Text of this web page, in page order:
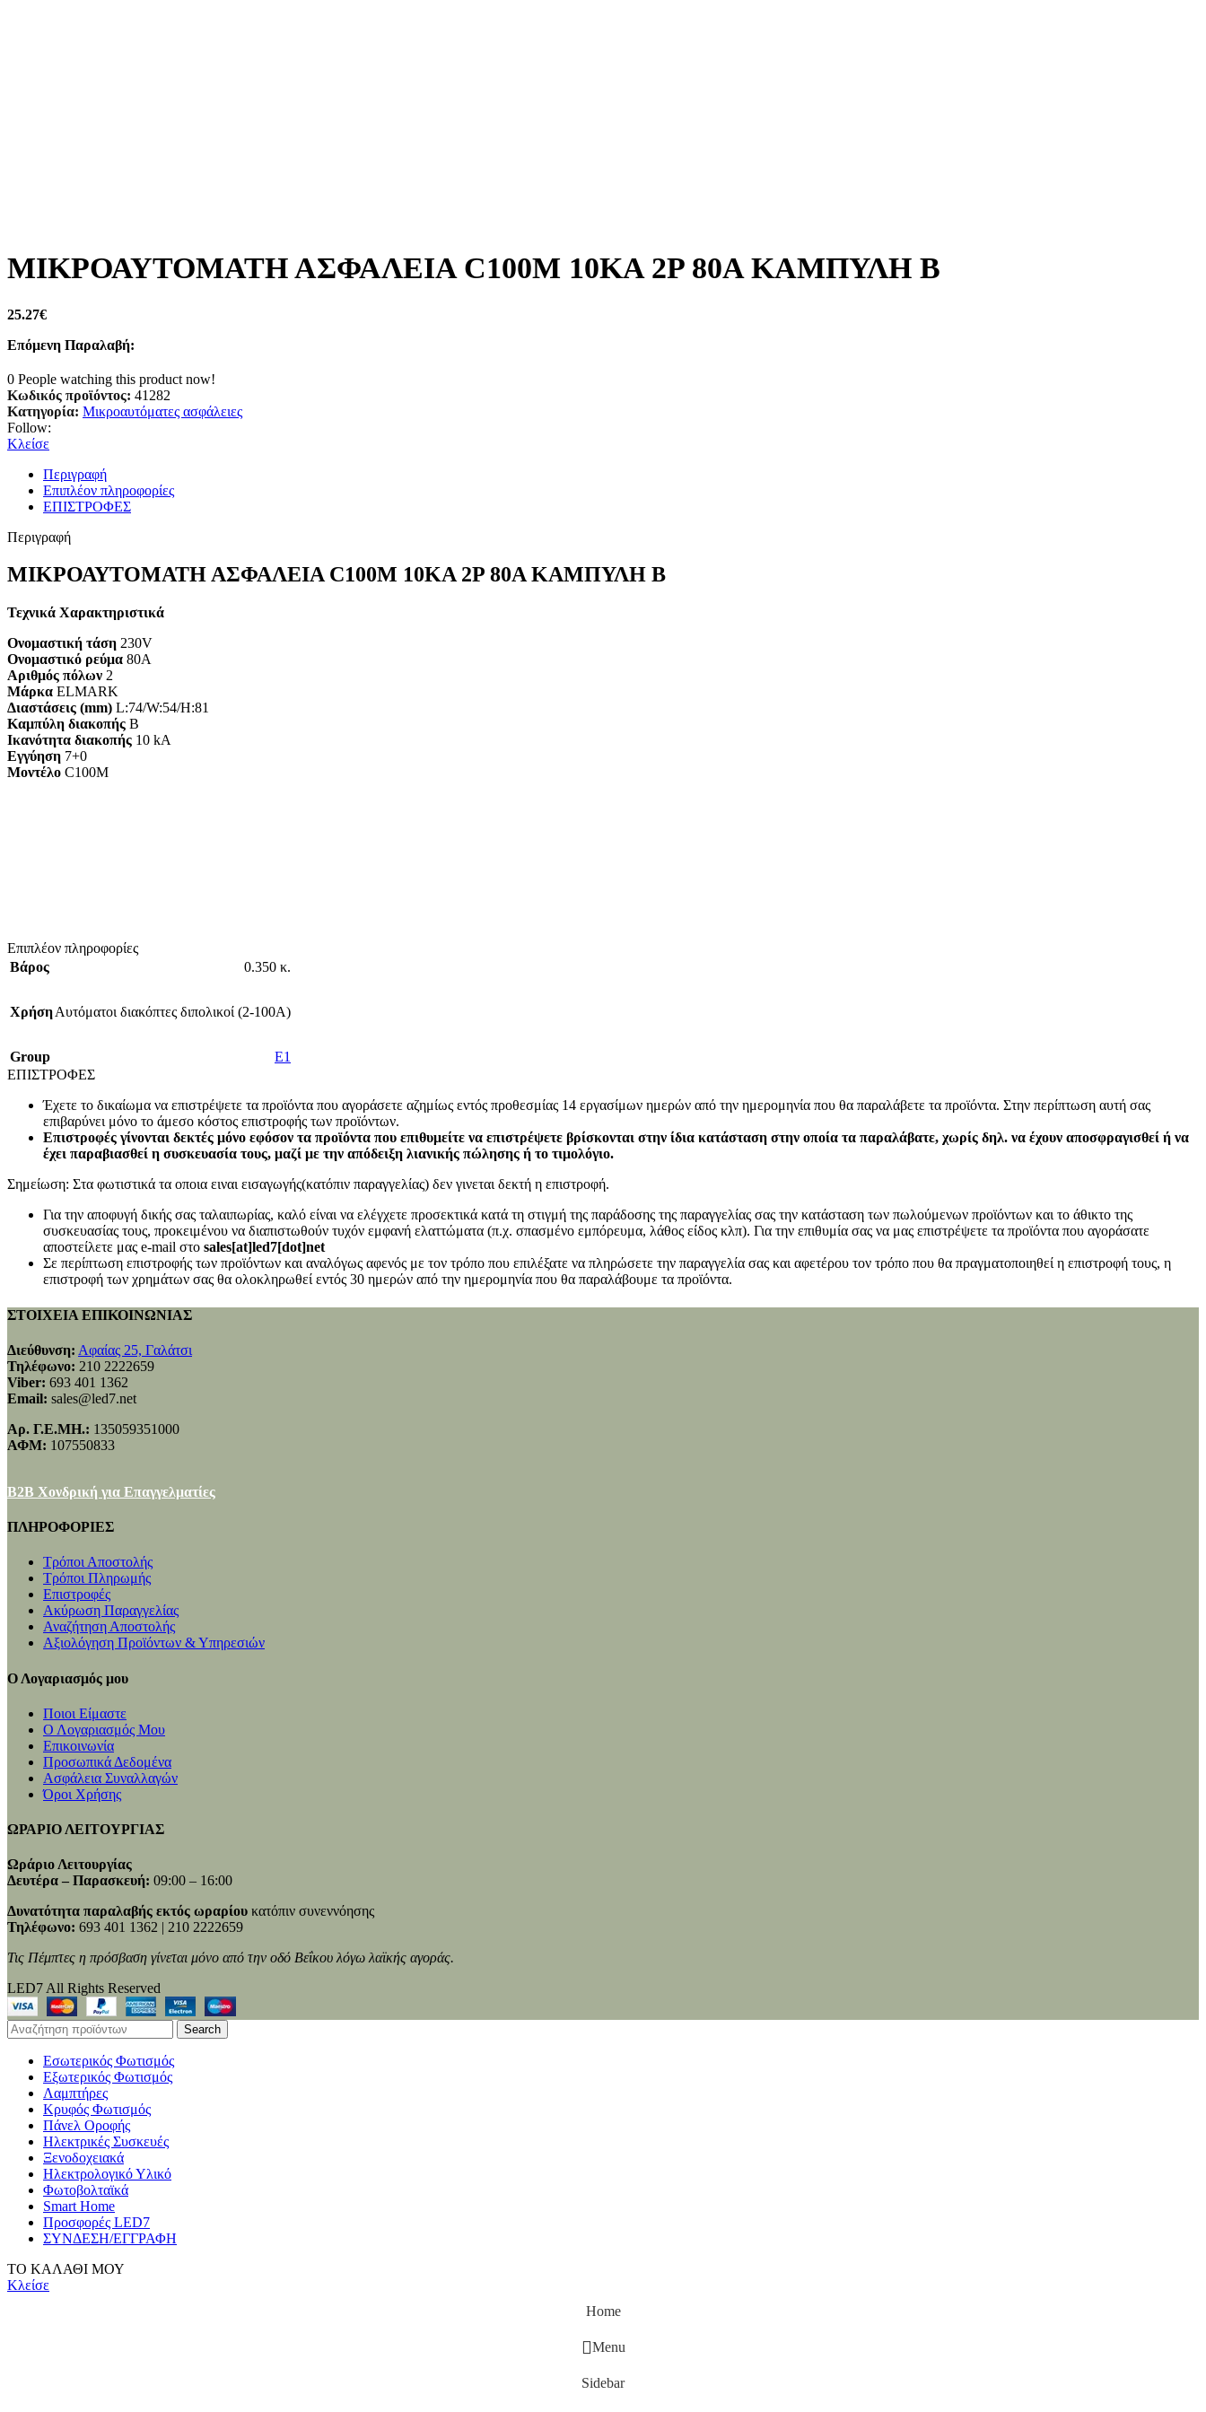
ΜΙΚΡΟΑΥΤΟΜΑΤΗ ΑΣΦΑΛΕΙΑ C100M 10KA 2P 80A ΚΑΜΠΥΛΗ B
25.27€
Επόμενη Παραλαβή:
0 People watching this product now!
Κωδικός προϊόντος: 41282
Κατηγορία: Μικροαυτόματες ασφάλειες
Follow:
Κλείσε
Περιγραφή
Επιπλέον πληροφορίες
ΕΠΙΣΤΡΟΦΕΣ
Περιγραφή
ΜΙΚΡΟΑΥΤΟΜΑΤΗ ΑΣΦΑΛΕΙΑ C100M 10KA 2P 80A ΚΑΜΠΥΛΗ B
Τεχνικά Χαρακτηριστικά
Ονομαστική τάση 230V
Ονομαστικό ρεύμα 80A
Αριθμός πόλων 2
Μάρκα ELMARK
Διαστάσεις (mm) L:74/W:54/H:81
Καμπύλη διακοπής B
Ικανότητα διακοπής 10 kA
Εγγύηση 7+0
Mοντέλο C100M
Επιπλέον πληροφορίες
Βάρος
0.350 κ.
ΧρήσηΑυτόματοι διακόπτες διπολικοί (2-100A)
Group
E1
ΕΠΙΣΤΡΟΦΕΣ
Έχετε το δικαίωμα να επιστρέψετε τα προϊόντα που αγοράσετε αζημίως εντός προθεσμίας 14 εργασίμων ημερών από την ημερομηνία που θα παραλάβετε τα προϊόντα. Στην περίπτωση αυτή σας
επιβαρύνει μόνο το άμεσο κόστος επιστροφής των προϊόντων.
Επιστροφές γίνονται δεκτές μόνο εφόσον τα προϊόντα που επιθυμείτε να επιστρέψετε βρίσκονται στην ίδια κατάσταση στην οποία τα παραλάβατε, χωρίς δηλ. να έχουν αποσφραγισθεί ή να
έχει παραβιασθεί η συσκευασία τους, μαζί με την απόδειξη λιανικής πώλησης ή το τιμολόγιο.
Σημείωση: Στα φωτιστικά τα οποια ειναι εισαγωγής(κατόπιν παραγγελίας) δεν γινεται δεκτή η επιστροφή.
Για την αποφυγή δικής σας ταλαιπωρίας, καλό είναι να ελέγχετε προσεκτικά κατά τη στιγμή της παράδοσης της παραγγελίας σας την κατάσταση των πωλούμενων προϊόντων και το άθικτο της
συσκευασίας τους, προκειμένου να διαπιστωθούν τυχόν εμφανή ελαττώματα (π.χ. σπασμένο εμπόρευμα, λάθος είδος κλπ). Για την επιθυμία σας να μας επιστρέψετε τα προϊόντα που αγοράσατε
αποστείλετε μας e-mail στο sales[at]led7[dot]net
Σε περίπτωση επιστροφής των προϊόντων και αναλόγως αφενός με τον τρόπο που επιλέξατε να πληρώσετε την παραγγελία σας και αφετέρου τον τρόπο που θα πραγματοποιηθεί η επιστροφή τους, η
επιστροφή των χρημάτων σας θα ολοκληρωθεί εντός 30 ημερών από την ημερομηνία που θα παραλάβουμε τα προϊόντα.
ΣΤΟΙΧΕΙΑ ΕΠΙΚΟΙΝΩΝΙΑΣ
Διεύθυνση: Αφαίας 25, Γαλάτσι
Τηλέφωνο: 210 2222659
Viber: 693 401 1362
Email: sales@led7.net
Αρ. Γ.Ε.ΜΗ.: 135059351000
ΑΦΜ: 107550833
B2B Χονδρική για Επαγγελματίες
ΠΛΗΡΟΦΟΡΙΕΣ
Τρόποι Αποστολής
Τρόποι Πληρωμής
Επιστροφές
Ακύρωση Παραγγελίας
Αναζήτηση Αποστολής
Αξιολόγηση Προϊόντων & Υπηρεσιών
Ο Λογαριασμός μου
Ποιοι Είμαστε
Ο Λογαριασμός Μου
Επικοινωνία
Προσωπικά Δεδομένα
Ασφάλεια Συναλλαγών
Όροι Χρήσης
ΩΡΑΡΙΟ ΛΕΙΤΟΥΡΓΙΑΣ
Ωράριο Λειτουργίας
Δευτέρα – Παρασκευή: 09:00 – 16:00
Δυνατότητα παραλαβής εκτός ωραρίου κατόπιν συνεννόησης
Τηλέφωνο: 693 401 1362 | 210 2222659
Τις Πέμπτες η πρόσβαση γίνεται μόνο από την οδό Βεΐκου λόγω λαϊκής αγοράς.
LED7 All Rights Reserved
Search
Εσωτερικός Φωτισμός
Εξωτερικός Φωτισμός
Λαμπτήρες
Κρυφός Φωτισμός
Πάνελ Οροφής
Ηλεκτρικές Συσκευές
Ξενοδοχειακά
Ηλεκτρολογικό Υλικό
Φωτοβολταϊκά
Smart Home
Προσφορές LED7
ΣΥΝΔΕΣΗ/ΕΓΓΡΑΦΗ
ΤΟ ΚΑΛΑΘΙ ΜΟΥ
Κλείσε
Home
Menu
Sidebar